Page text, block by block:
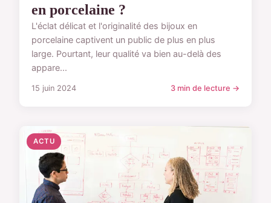
en porcelaine ?
L'éclat délicat et l'originalité des bijoux en
porcelaine captivent un public de plus en plus
large. Pourtant, leur qualité va bien au-delà des
appare...
15 juin 2024 3 min de lecture →
ACTU